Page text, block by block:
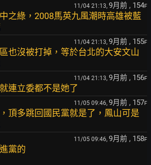
11/04 21:13, 9月前 , 154F
之綠，2008馬英九風潮時高雄被藍
11/04 21:13, 9月前 , 155F
也沒被打掉，等於台北的大安文山
11/04 21:13, 9月前 , 156F
連立委都不是她了
11/05 09:46, 9月前 , 157F
頂多跳回國民黨就是了，鳳山可是
11/05 09:46, 9月前 , 158F
黨的